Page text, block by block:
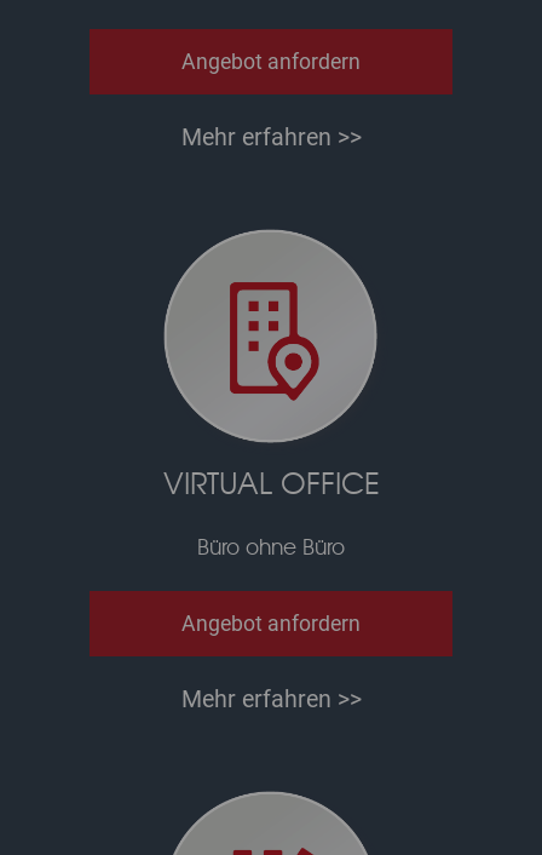
Angebot anfordern
Mehr erfahren >>
VIRTUAL OFFICE
Büro ohne Büro
Angebot anfordern
Mehr erfahren >>